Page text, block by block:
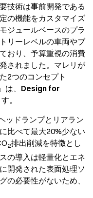
技術は事前開発である
の機能をカスタマイズ
ジュールベースのプラ
リーレベルの車両やブ
おり、予算重視の消費
されました。マレリが
2つのコンセプト
」は、 Design for
。
ッドランプとリアラン
比べて最大20%少ない
2排出削減を特徴とし
の導入は軽量化とエネ
開発された表面処理ソ
の必要性がないため、